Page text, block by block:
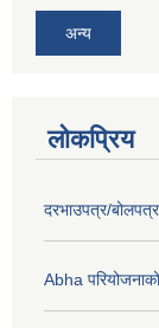
अन्य
लोकप्रिय
दरभाउपत्र/
Abha